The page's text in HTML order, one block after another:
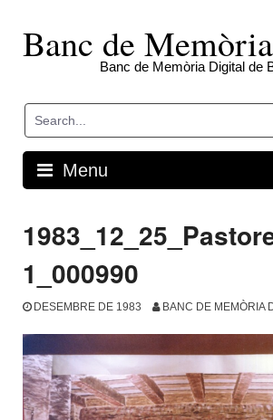
contentBanc de
Banc de Memòria Digital de
Menu
1_000990
DESEMBRE DE 1983 BANC DE MEMÒRIA